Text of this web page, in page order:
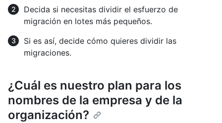
Decida si necesitas dividir el esfuerzo de
migración en lotes más pequeños.
Si es así, decide cómo quieres dividir las
migraciones.
¿Cuál es nuestro plan para los
nombres de la empresa y de la
organización?